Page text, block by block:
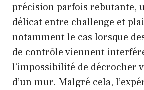
précision parfois rebutante,
délicat entre challenge et
notamment le cas lorsque
de contrôle viennent
l’impossibilité de décrocher
d’un mur. Malgré cela,